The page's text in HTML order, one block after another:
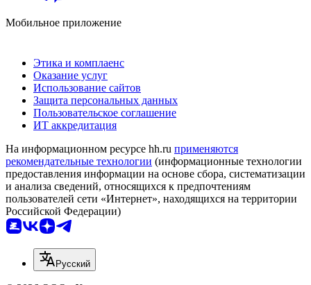
Мобильное приложение
Этика и комплаенс
Оказание услуг
Использование сайтов
Защита персональных данных
Пользовательское соглашение
ИТ аккредитация
На информационном ресурсе hh.ru применяются
рекомендательные технологии (информационные технологии
предоставления информации на основе сбора, систематизации
и анализа сведений, относящихся к предпочтениям
пользователей сети «Интернет», находящихся на территории
Российской Федерации)
Русский